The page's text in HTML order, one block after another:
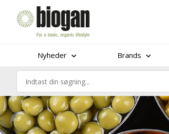
Nyheder Brands